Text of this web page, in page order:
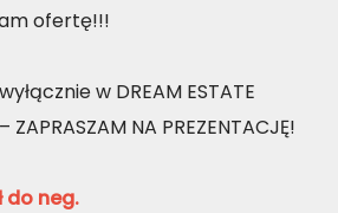
ofertę!!!
w DREAM ESTATE
ZAPRASZAM NA PREZENTACJĘ!
do neg.